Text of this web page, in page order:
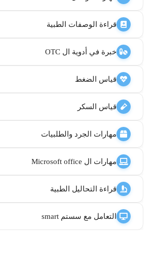
قراءة الوصفات الطبية
خبرة في أدوية ال OTC
قياس الضغط
قياس السكر
مهارات الجرد والطلبيات
مهارات ال Microsoft office
قراءة التحاليل الطبية
التعامل مع سستم smart